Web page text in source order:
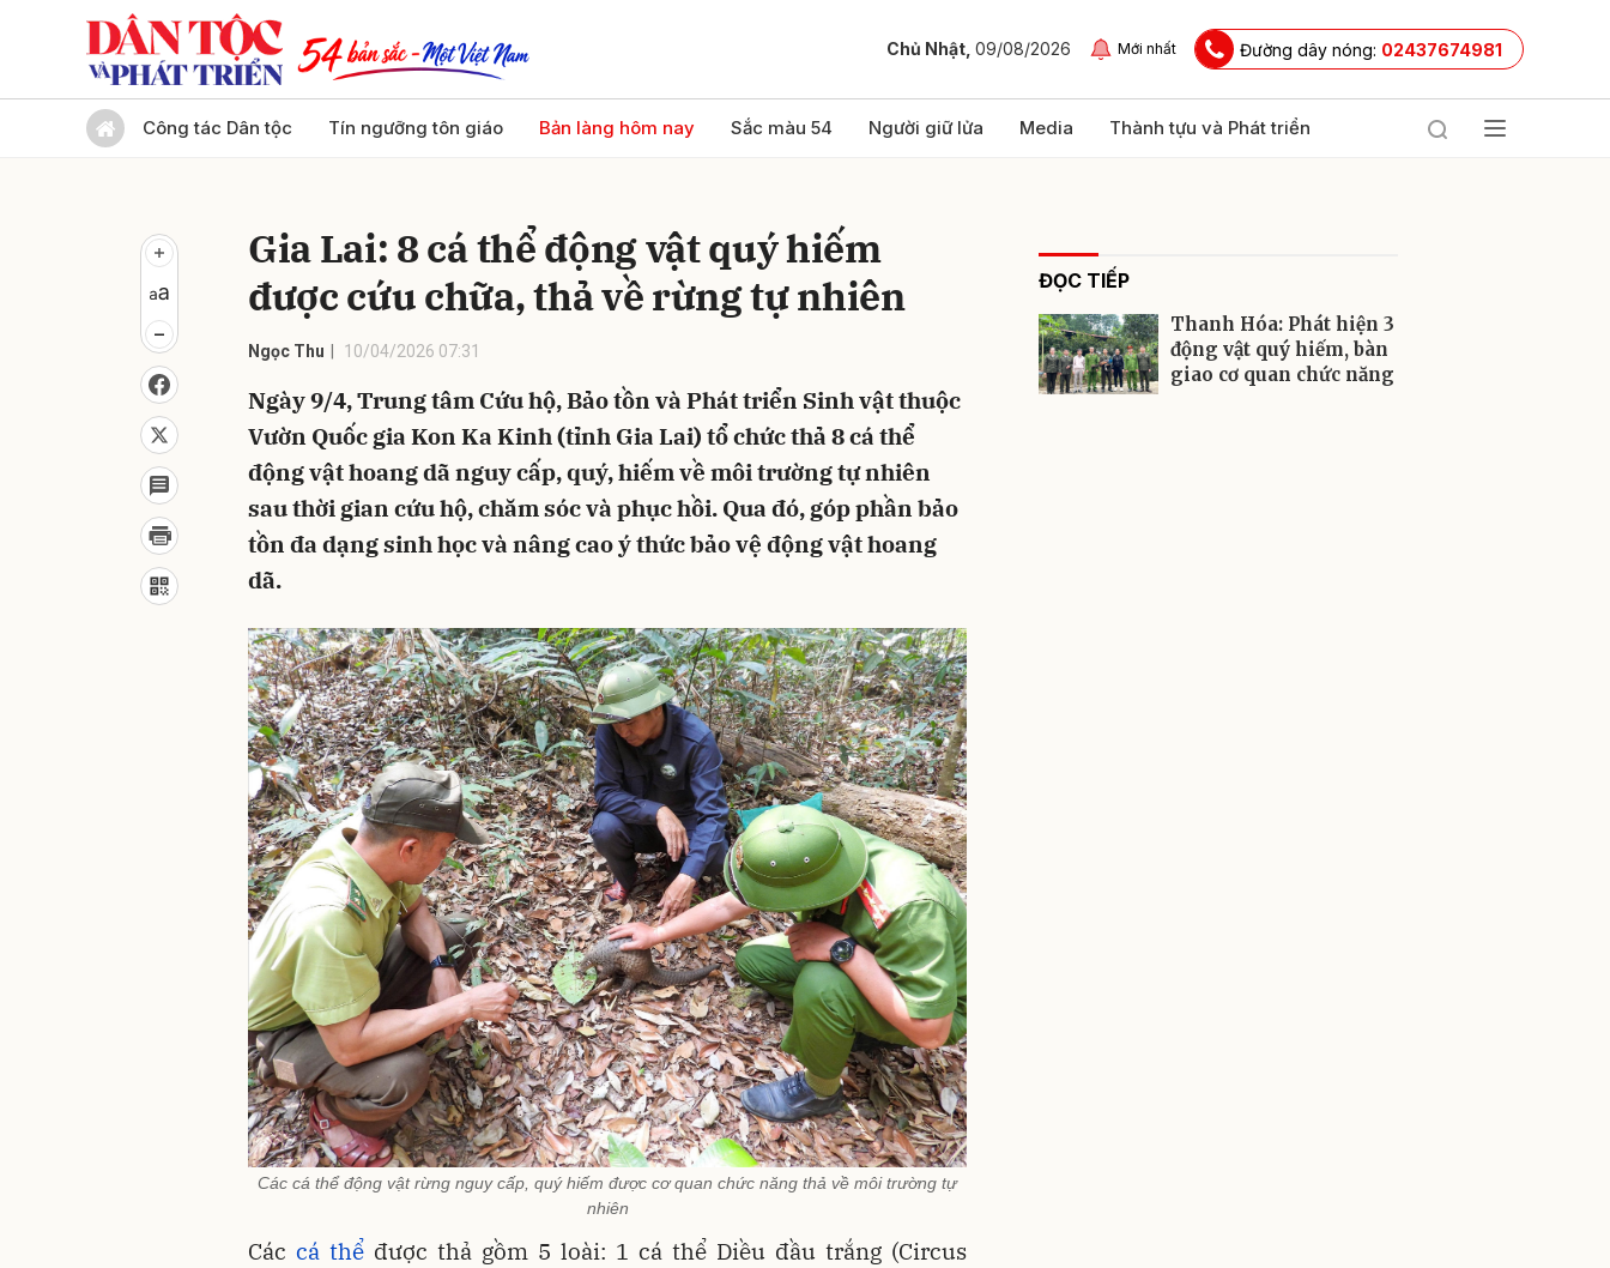
Chủ Nhật, 09/08/2026 Mới nhất Đường dây nóng: 02437674981
Công tác Dân tộc Tín ngưỡng tôn giáo Bản làng hôm nay Sắc màu 54 Người giữ lửa Media Thành tựu và Phát triển
Gia Lai: 8 cá thể động vật quý hiếm
được cứu chữa, thả về rừng tự nhiên
Ngọc Thu 10/04/2026 07:31
Ngày 9/4, Trung tâm Cứu hộ, Bảo tồn và Phát triển Sinh vật thuộc
Vườn Quốc gia Kon Ka Kinh (tỉnh Gia Lai) tổ chức thả 8 cá thể
động vật hoang dã nguy cấp, quý, hiếm về môi trường tự nhiên
sau thời gian cứu hộ, chăm sóc và phục hồi. Qua đó, góp phần bảo
tồn đa dạng sinh học và nâng cao ý thức bảo vệ động vật hoang
dã.
Các cá thể động vật rừng nguy cấp, quý hiếm được cơ quan chức năng thả về môi trường tự
nhiên
Các cá thể được thả gồm 5 loài: 1 cá thể Diều đầu trắng (Circus
ĐỌC TIẾP
Thanh Hóa: Phát hiện 3
động vật quý hiếm, bàn
giao cơ quan chức năng
Gửi bình luận
Hủy Gửi